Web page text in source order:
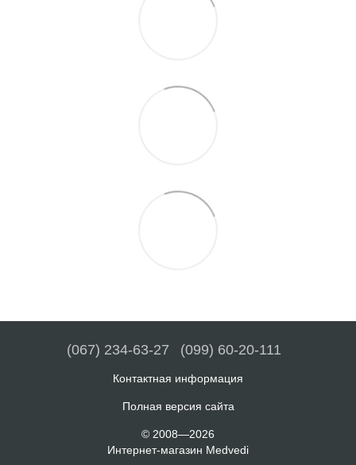
(067) 234-63-27 (099) 60-20-111
Контактная информация
Полная версия сайта
© 2008—2026
Интернет-магазин Medvedi